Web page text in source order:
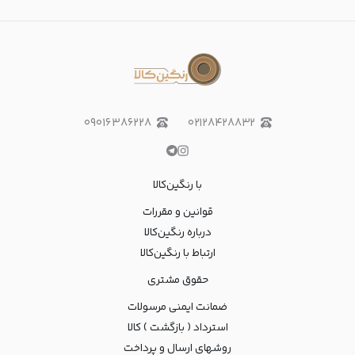
۰۲۱۲۸۴۲۸۸۳۲ ۰۹۰۱۶۳۸۶۲۲۸
با رنگین‌کالا
قوانین و مقررات
درباره رنگین‌کالا
ارتباط با رنگین‌کالا
حقوق مشتری
ضمانت ایمنی مرسولات
استرداد ( بازگشت ) کالا
روشهای ارسال و پرداخت